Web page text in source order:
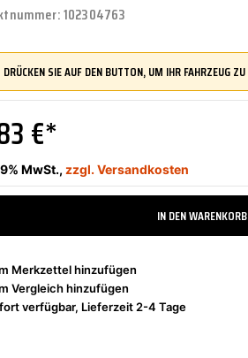
LENKUNG
LIQUI MOLY
102304763
€*
MwSt., zzgl. Versandkosten
IN DEN WARENKORB
Merkzettel hinzufügen
Vergleich hinzufügen
verfügbar, Lieferzeit 2-4 Tage